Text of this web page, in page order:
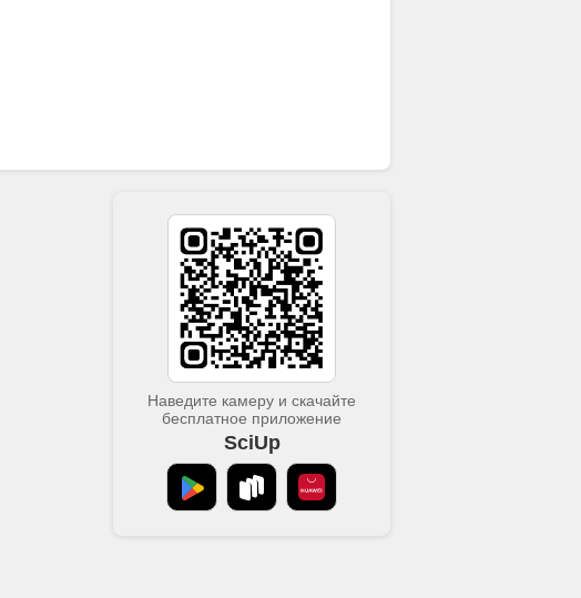
Наведите камеру и скачайте
бесплатное приложение
SciUp